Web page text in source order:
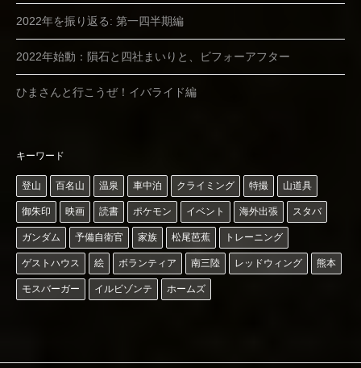
2022年を振り返る: 第一四半期編
2022年始動：隕石と四社まいりと、ビフォーアフター
ひまさんと行こうぜ！イバライド編
キーワード
登山 百名山 温泉 車中泊 クライミング 特撮 山道具
御朱印 映画 読書 ポケモン イベント 海外出張 スタバ
ガンダム 予備自衛官 家族 松尾芭蕉 トレーニング
ゲストハウス 絵 ボランティア 南三陸 レッドウィング 熊本
モスバーガー イルビゾンテ ホームズ